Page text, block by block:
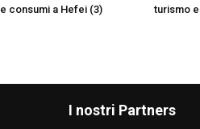
consumi a Hefei (3)
turismo
I nostri Partners